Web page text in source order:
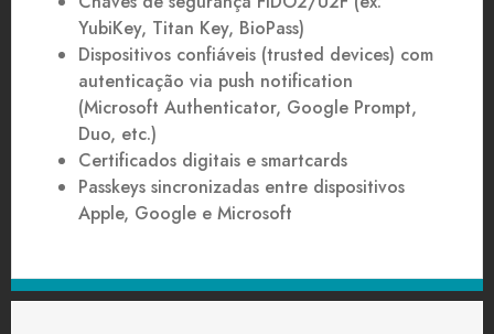
YubiKey, Titan Key, BioPass)
Dispositivos confiáveis (trusted devices) com
autenticação via push notification
(Microsoft Authenticator, Google Prompt,
Duo, etc.)
Certificados digitais e smartcards
Passkeys sincronizadas entre dispositivos
Apple, Google e Microsoft